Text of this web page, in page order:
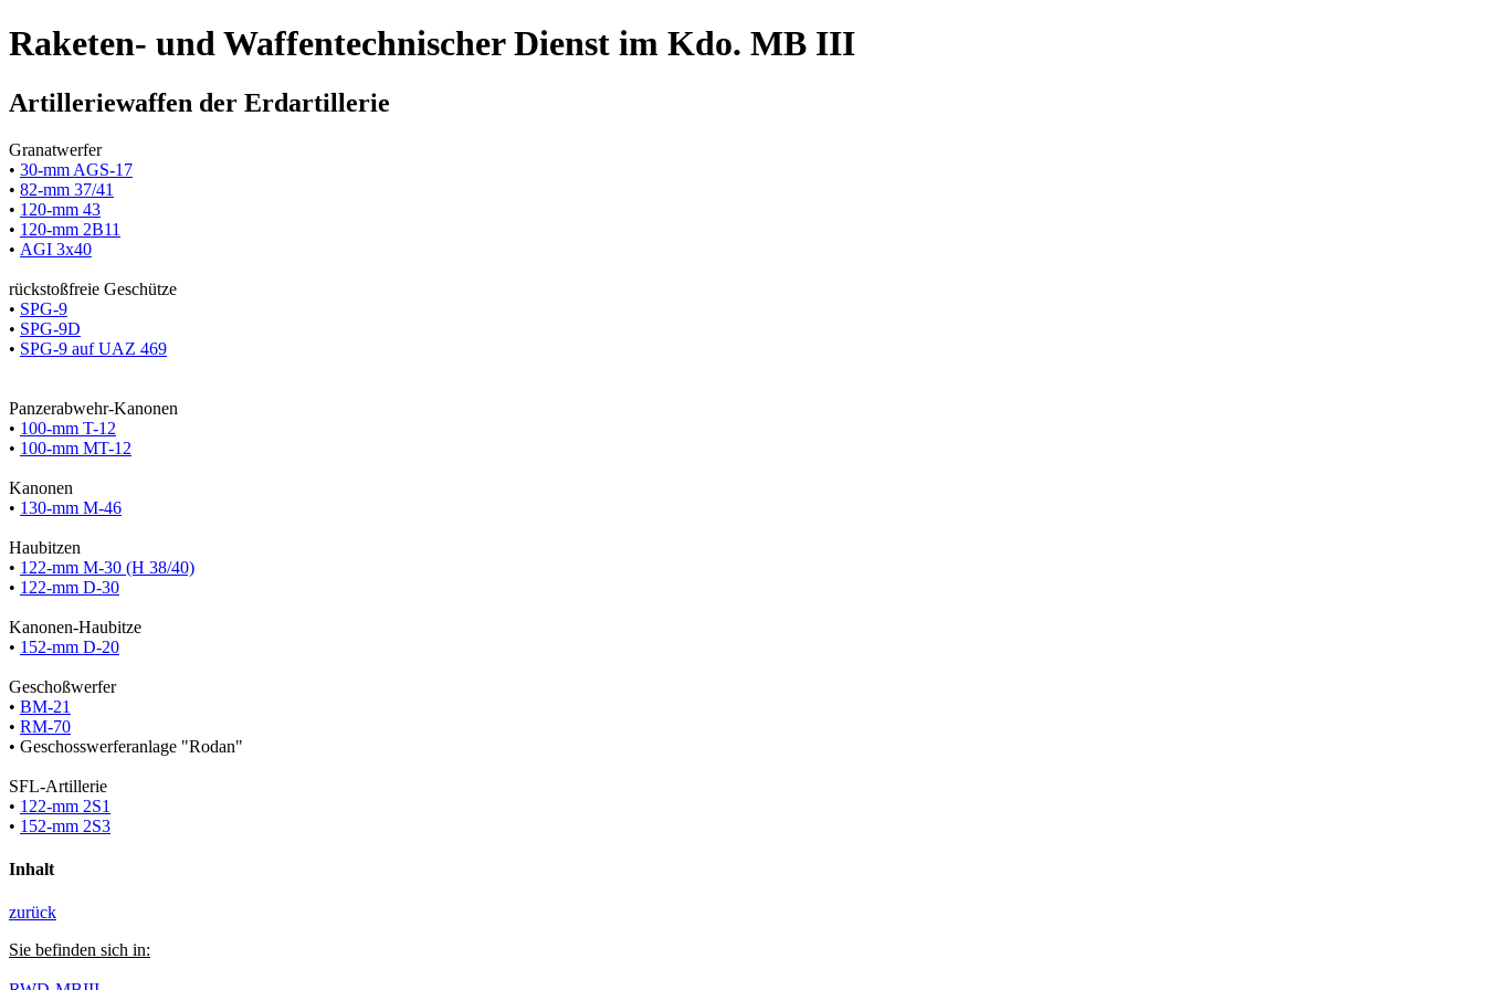
Raketen- und Waffentechnischer Dienst im Kdo. MB III
Artilleriewaffen der Erdartillerie
Granatwerfer
• 30-mm AGS-17
• 82-mm 37/41
• 120-mm 43
• 120-mm 2B11
• AGI 3x40
rückstoßfreie Geschütze
• SPG-9
• SPG-9D
• SPG-9 auf UAZ 469
Panzerabwehr-Kanonen
• 100-mm T-12
• 100-mm MT-12
Kanonen
• 130-mm M-46
Haubitzen
• 122-mm M-30 (H 38/40)
• 122-mm D-30
Kanonen-Haubitze
• 152-mm D-20
Geschoßwerfer
• BM-21
• RM-70
• Geschosswerferanlage "Rodan"
SFL-Artillerie
• 122-mm 2S1
• 152-mm 2S3
Inhalt
zurück
Sie befinden sich in: